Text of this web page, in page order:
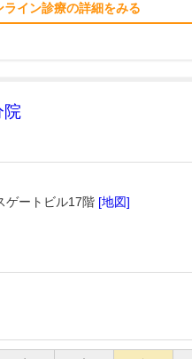
ライン診療の詳細をみる
院
ゲートビル17階 [地図]